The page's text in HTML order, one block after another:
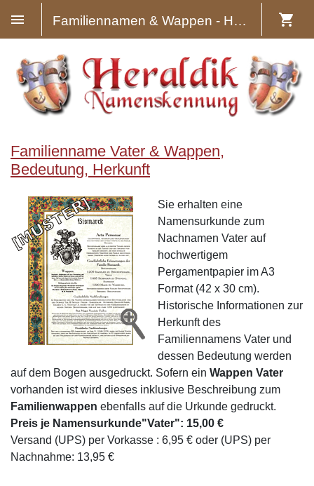
Familiennamen & Wappen - Heraldik
Familienname Vater & Wappen,
Bedeutung, Herkunft
Sie erhalten eine
Namensurkunde zum
Nachnamen Vater auf
hochwertigem
Pergamentpapier im A3
Format (42 x 30 cm).
Historische Informationen zur
Herkunft des
Familiennamens Vater und
dessen Bedeutung werden
auf dem Bogen ausgedruckt. Sofern ein Wappen Vater
vorhanden ist wird dieses inklusive Beschreibung zum
Familienwappen ebenfalls auf die Urkunde gedruckt.
Preis je Namensurkunde"Vater": 15,00 €
Versand (UPS) per Vorkasse : 6,95 € oder (UPS) per
Nachnahme: 13,95 €